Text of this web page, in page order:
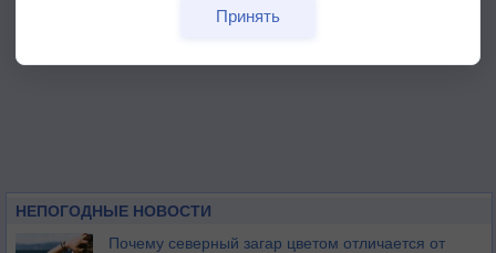
НЕПОГОДНЫЕ НОВОСТИ
Почему северный загар цветом отличается от
Принять